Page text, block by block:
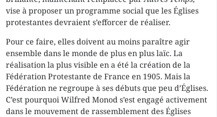
vise à proposer un programme social que les Églises
protestantes devraient s’efforcer de réaliser.
Pour ce faire, elles doivent au moins paraître agir
ensemble dans le monde de plus en plus laïc. La
réalisation la plus visible en a été la création de la
Fédération Protestante de France en 1905. Mais la
Fédération ne regroupe à ses débuts que peu d’Églises.
C’est pourquoi Wilfred Monod s’est engagé activement
dans le mouvement de rassemblement des Églises